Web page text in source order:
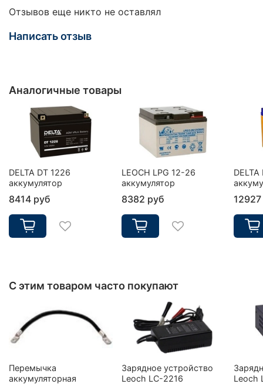
Отзывов еще никто не оставлял
Написать отзыв
Аналогичные товары
DELTA DT 1226
аккумулятор
8414 руб
LEOCH LPG 12-26
аккумулятор
8382 руб
С этим товаром часто покупают
Перемычка
аккумуляторная
Зарядное устройство
Leoch LC-2216
Leoch